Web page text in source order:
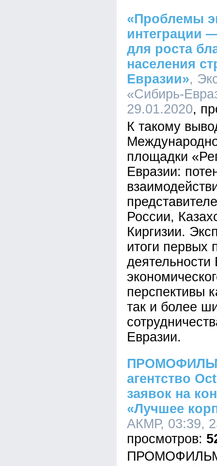
«Проблемы
интеграции
для роста
населения
Евразии»,
«Сибирь-
29.01.2020
К такому
площадки
Евразии:
России,
Киргизии.
итоги первых
деятельности
перспективы
так и более
Евразии.
агентство
заявок на
«Лучшее
АКМР, 03:39,
ПРОМОФИЛЬМ